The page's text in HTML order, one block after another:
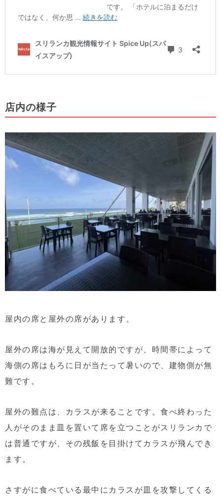
店内の様子
屋内の席と屋外の席があります。
屋外の席は海が見えて開放的ですが、時間帯によって
海側の席はもろに日が当たって暑いので、建物側が無
難です。
屋外の難点は、カラスが来ることです。食べ終わった
人がそのまま皿を置いて席を立つことがスリランカで
は普通ですが、その残飯を目掛けてカラスが飛んでき
ます。
さすがに食べている最中にカラスが皿を攻撃してくる